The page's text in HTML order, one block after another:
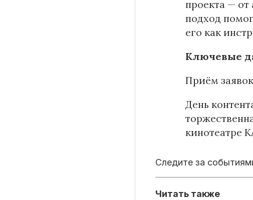
проекта — от
подход
его как
Ключевые
Приём
День
кинотеатре
Следите за
Читать также